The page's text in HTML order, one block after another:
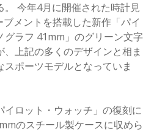
。 今年4月に開催された時計見
メントを搭載した新作「パイ
グラフ 41mm」のグリーン文字
上記の多くのデザインと相ま
ポーツモデルとなっていま
イロット・ウォッチ」の復刻に
のスチール製ケースに収めら